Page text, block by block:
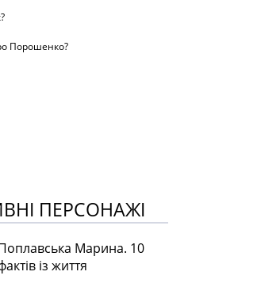
Порошенко?
ПЕРСОНАЖІ
Марина. 10
із життя